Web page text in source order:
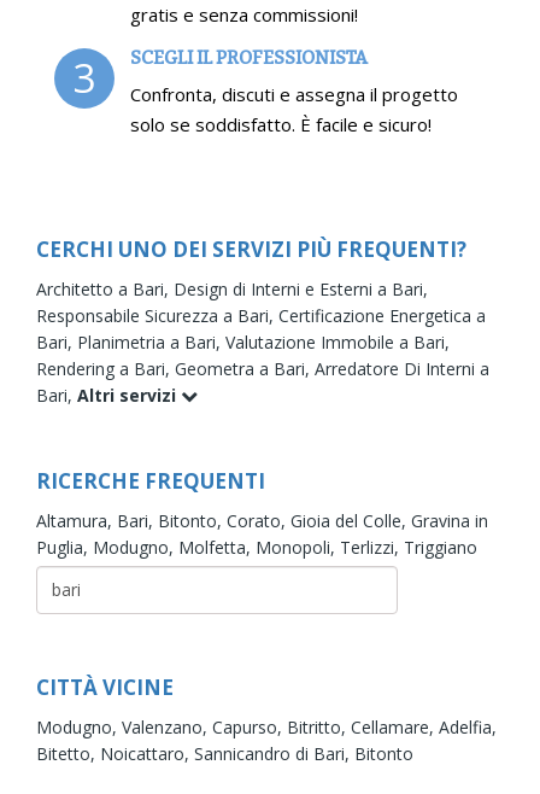
gratis e senza commissioni!
3 SCEGLI IL PROFESSIONISTA
Confronta, discuti e assegna il progetto
solo se soddisfatto. È facile e sicuro!
CERCHI UNO DEI SERVIZI PIÙ FREQUENTI?
Architetto a Bari, Design di Interni e Esterni a Bari,
Responsabile Sicurezza a Bari, Certificazione Energetica a
Bari, Planimetria a Bari, Valutazione Immobile a Bari,
Rendering a Bari, Geometra a Bari, Arredatore Di Interni a
Bari, Altri servizi
RICERCHE FREQUENTI
Altamura, Bari, Bitonto, Corato, Gioia del Colle, Gravina in
Puglia, Modugno, Molfetta, Monopoli, Terlizzi, Triggiano
CITTÀ VICINE
Modugno, Valenzano, Capurso, Bitritto, Cellamare, Adelfia,
Bitetto, Noicattaro, Sannicandro di Bari, Bitonto